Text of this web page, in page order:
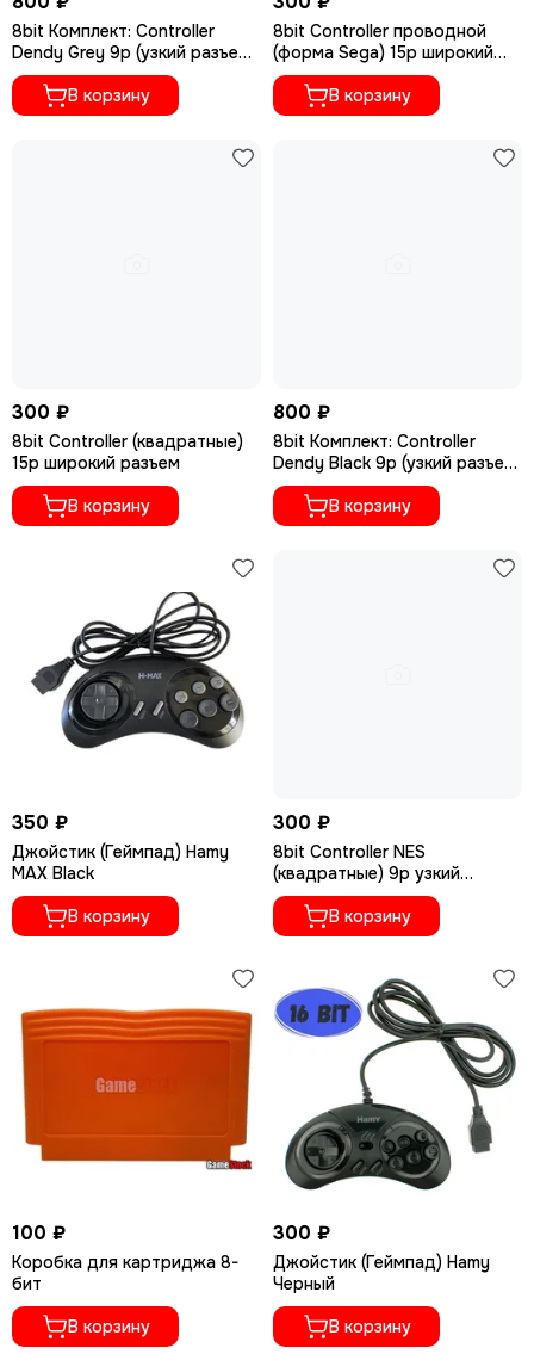
8bit Комплект: Controller
Dendy Grey 9p (узкий разъем)
2шт+Пистолет Black 9p (узкий
разъем)В корзину
8bit Controller проводной
(форма Sega) 15р широкий
разъем
В корзину
300 ₽
8bit Controller (квадратные)
15p широкий разъем
В корзину
800 ₽
8bit Комплект: Controller
Dendy Black 9p (узкий разъем)
2шт+Пистолет Black 9p (узкий
разъем)В корзину
350 ₽
Джойстик (Геймпад) Hamy
MAX Black
В корзину
300 ₽
8bit Controller NES
(квадратные) 9р узкий
разъем
В корзину
100 ₽
Коробка для картриджа 8-
бит
В корзину
300 ₽
Джойстик (Геймпад) Hamy
Черный
В корзину